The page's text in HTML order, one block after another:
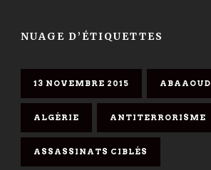
NUAGE D’ÉTIQUETTES
13 NOVEMBRE 2015 ABAAOUD
ALGÉRIE ANTITERRORISME
ASSASSINATS CIBLÉS